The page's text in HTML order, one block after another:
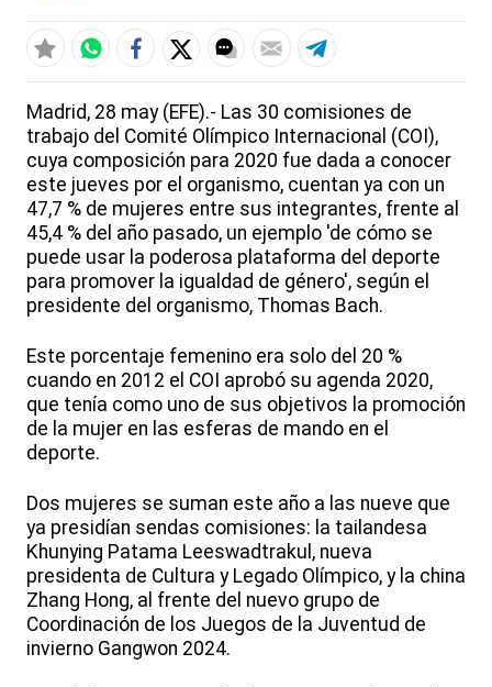
Madrid, 28 may (EFE).- Las 30 comisiones de
trabajo del Comité Olímpico Internacional (COI),
cuya composición para 2020 fue dada a conocer
este jueves por el organismo, cuentan ya con un
47,7 % de mujeres entre sus integrantes, frente al
45,4 % del año pasado, un ejemplo 'de cómo se
puede usar la poderosa plataforma del deporte
para promover la igualdad de género', según el
presidente del organismo, Thomas Bach.
Este porcentaje femenino era solo del 20 %
cuando en 2012 el COI aprobó su agenda 2020,
que tenía como uno de sus objetivos la promoción
de la mujer en las esferas de mando en el
deporte.
Dos mujeres se suman este año a las nueve que
ya presidían sendas comisiones: la tailandesa
Khunying Patama Leeswadtrakul, nueva
presidenta de Cultura y Legado Olímpico, y la china
Zhang Hong, al frente del nuevo grupo de
Coordinación de los Juegos de la Juventud de
invierno Gangwon 2024.